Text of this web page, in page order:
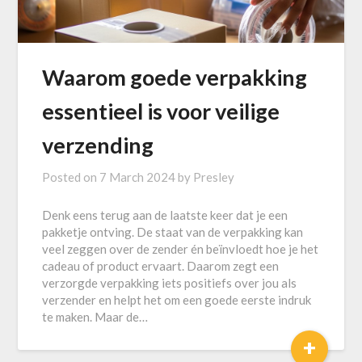
Waarom goede verpakking
essentieel is voor veilige
verzending
Posted on 7 March 2024 by Presley
Denk eens terug aan de laatste keer dat je een
pakketje ontving. De staat van de verpakking kan
veel zeggen over de zender én beïnvloedt hoe je het
cadeau of product ervaart. Daarom zegt een
verzorgde verpakking iets positiefs over jou als
verzender en helpt het om een goede eerste indruk
te maken. Maar de…
+